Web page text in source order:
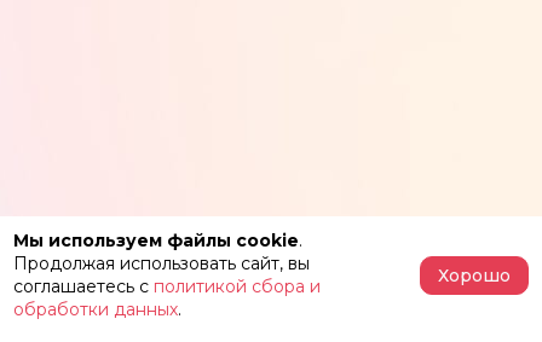
Мы используем файлы cookie.
Продолжая использовать сайт, вы
соглашаетесь с политикой сбора и
обработки данных.
Хорошо